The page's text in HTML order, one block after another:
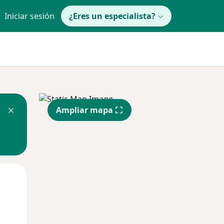
Iniciar sesión ¿Eres un especialista?
Ampliar mapa